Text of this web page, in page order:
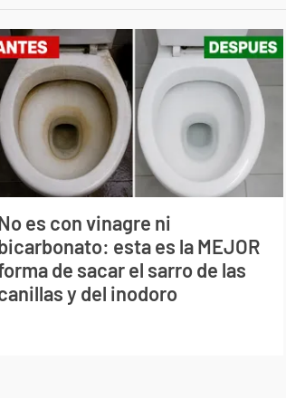
es con vinagre ni
esta es la MEJOR
de sacar el sarro de las
y del inodoro